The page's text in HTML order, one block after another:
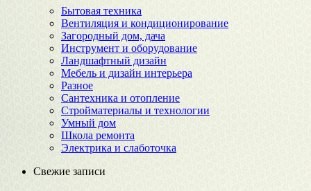
Бытовая техника
Вентиляция и кондиционирование
Загородный дом, дача
Инструмент и оборудование
Ландшафтный дизайн
Мебель и дизайн интерьера
Разное
Сантехника и отопление
Стройматериалы и технологии
Умный дом
Школа ремонта
Электрика и слаботочка
Свежие записи